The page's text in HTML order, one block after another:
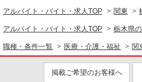
医療・介
介護職・ヘルパー
アルバイト・バイト・求人TOP 関東
アルバイト・バイト・求人TOP 栃木県
職種・条件一覧 医療・介護・福祉 関
掲載ご希望のお客様へ